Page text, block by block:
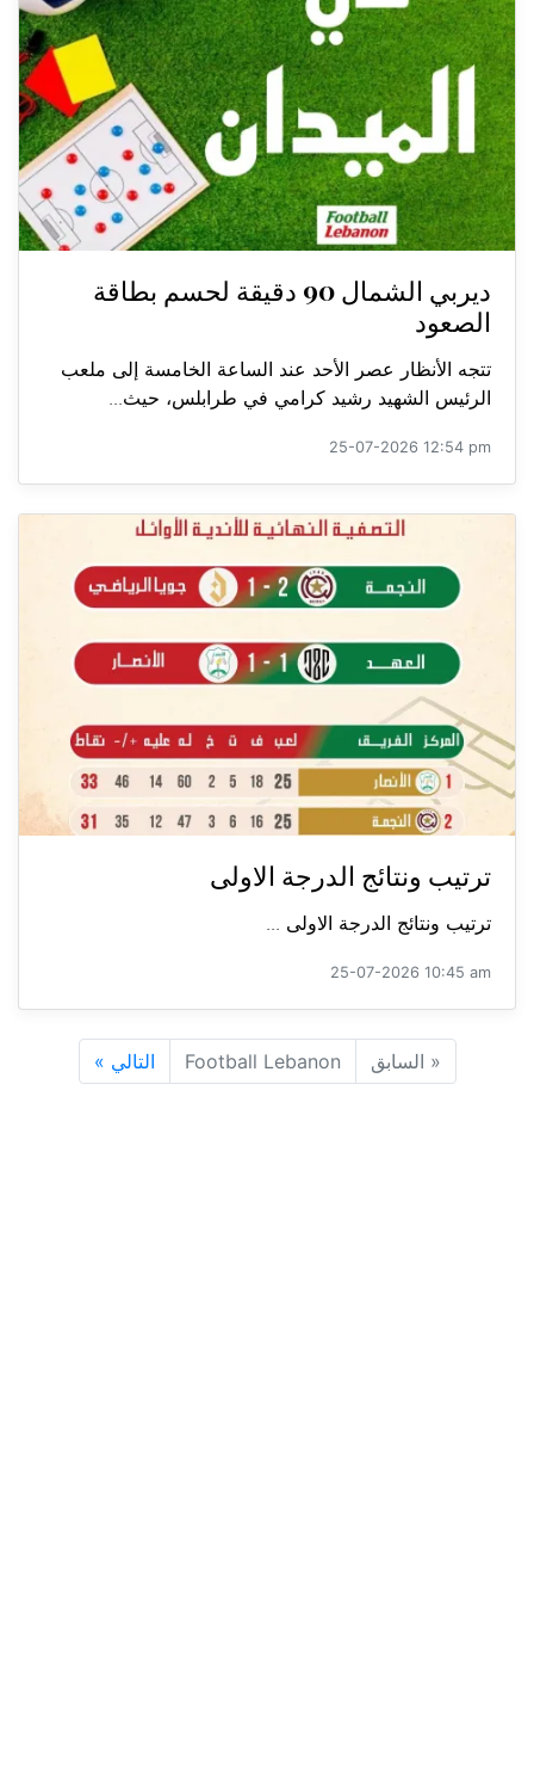
ديربي الشمال 90 دقيقة لحسم بطاقة
الصعود
تتجه الأنظار عصر الأحد عند الساعة الخامسة إلى ملعب
الرئيس الشهيد رشيد كرامي في طرابلس، حيث...
25-07-2026 12:54 pm
ترتيب ونتائج الدرجة الاولى
ترتيب ونتائج الدرجة الاولى ...
25-07-2026 10:45 am
« السابق Football Lebanon التالي »